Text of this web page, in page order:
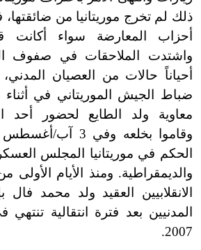
ذلك لم تخرج موريتانيا من
أحزاب المعارضة سواء أكانت
واشتدت الملاحقات في صفوف
أحياناً حالات من العصيان
ضباط الجيش الموريتاني في
معاوية ولد الطايع لحضور أحد
الحكم في موريتانيا المجلس
والديمقراطية. ومنذ الأيام الأولى
الانقلابيين العقيد ولد محمد
المدنيين بعد فترة انتقالية
2007.